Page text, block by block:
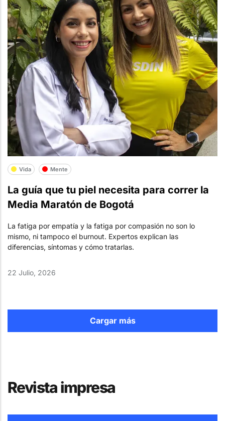
Vida Mente
La guía que tu piel necesita para correr la
Media Maratón de Bogotá
La fatiga por empatía y la fatiga por compasión no son lo
mismo, ni tampoco el burnout. Expertos explican las
diferencias, síntomas y cómo tratarlas.
22 Julio, 2026
Cargar más
Revista impresa